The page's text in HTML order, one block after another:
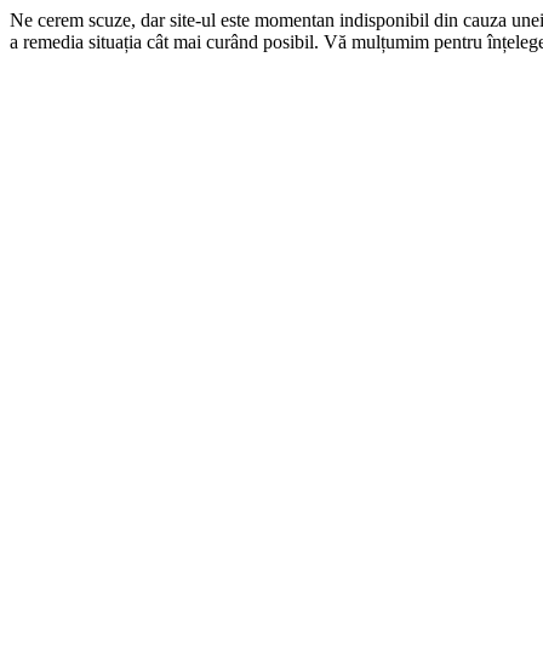
Ne cerem scuze, dar site-ul este momentan indisponibil din cauza
a remedia situația cât mai curând posibil. Vă mulțumim pentru